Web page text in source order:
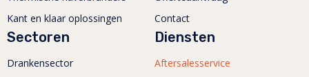
Kant en klaar oplossingen
Contact
Sectoren
Drankensector
Diensten
Aftersalesservice